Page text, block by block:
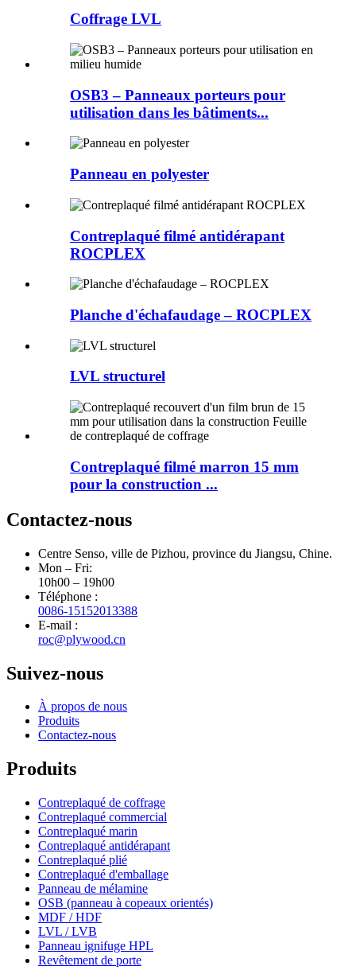
Coffrage LVL
OSB3 – Panneaux porteurs pour
utilisation dans les bâtiments...
Panneau en polyester
Contreplaqué filmé antidérapant
ROCPLEX
Planche d'échafaudage – ROCPLEX
LVL structurel
Contreplaqué filmé marron 15 mm
pour la construction ...
Contactez-nous
Centre Senso, ville de Pizhou, province du Jiangsu, Chine.
Mon – Fri:
10h00 – 19h00
Téléphone :
0086-15152013388
E-mail :
roc@plywood.cn
Suivez-nous
À propos de nous
Produits
Contactez-nous
Produits
Contreplaqué de coffrage
Contreplaqué commercial
Contreplaqué marin
Contreplaqué antidérapant
Contreplaqué plié
Contreplaqué d'emballage
Panneau de mélamine
OSB (panneau à copeaux orientés)
MDF / HDF
LVL / LVB
Panneau ignifuge HPL
Revêtement de porte